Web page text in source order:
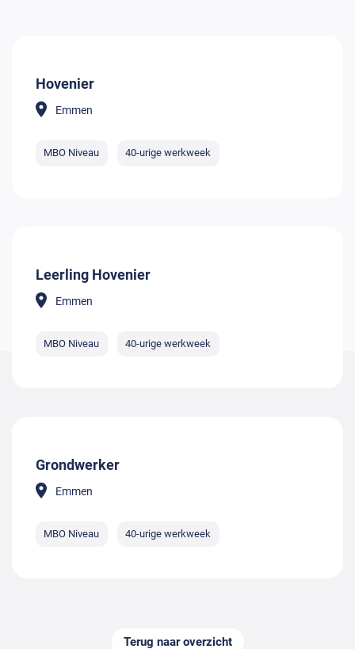
Hovenier
Emmen
MBO Niveau 40-urige werkweek
Leerling Hovenier
Emmen
MBO Niveau 40-urige werkweek
Grondwerker
Emmen
MBO Niveau 40-urige werkweek
Terug naar overzicht